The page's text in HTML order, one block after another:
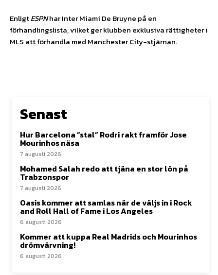
EnligtESPNhar Inter Miami De Bruyne på en
förhandlingslista, vilket ger klubben exklusiva rättigheter i
MLS att förhandla med Manchester City-stjärnan.
Senast
Hur Barcelona ”stal” Rodri rakt framför Jose
Mourinhos näsa
7 augusti 2026
Mohamed Salah redo att tjäna en stor lön på
Trabzonspor
7 augusti 2026
Oasis kommer att samlas när de väljs in i Rock
and Roll Hall of Fame i Los Angeles
6 augusti 2026
Kommer att kuppa Real Madrids och Mourinhos
drömvärvning!
6 augusti 2026